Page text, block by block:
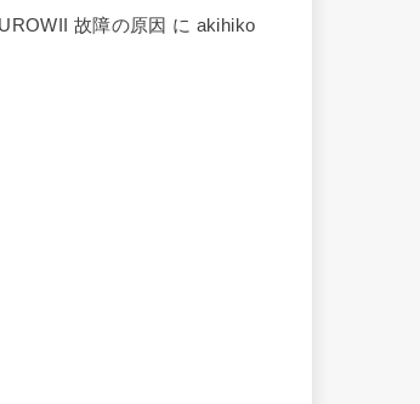
故障の原因 に akihiko